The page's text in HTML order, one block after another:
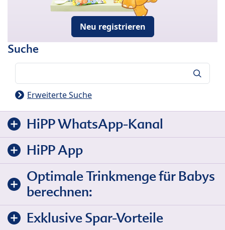
Neu registrieren
Suche
Erweiterte Suche
HiPP WhatsApp-Kanal
HiPP App
Optimale Trinkmenge für Babys
berechnen:
Exklusive Spar-Vorteile